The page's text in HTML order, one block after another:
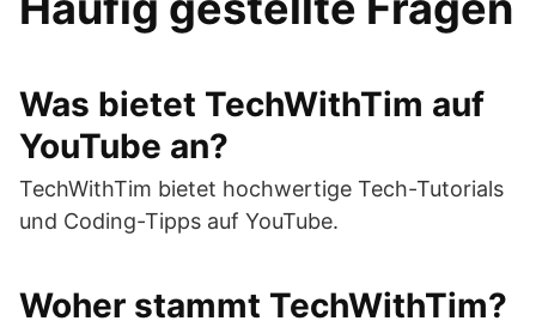
Was bietet TechWithTim auf
YouTube an?
TechWithTim bietet hochwertige Tech-Tutorials
und Coding-Tipps auf YouTube.
Woher stammt TechWithTim?